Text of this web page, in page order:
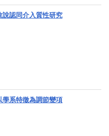
認同介入質性研究
系特徵為調節變項